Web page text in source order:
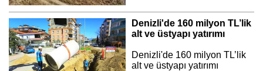
Denizli'de 160 milyon TL’lik
alt ve üstyapı yatırımı
Denizli'de 160 milyon TL’lik
alt ve üstyapı yatırımı